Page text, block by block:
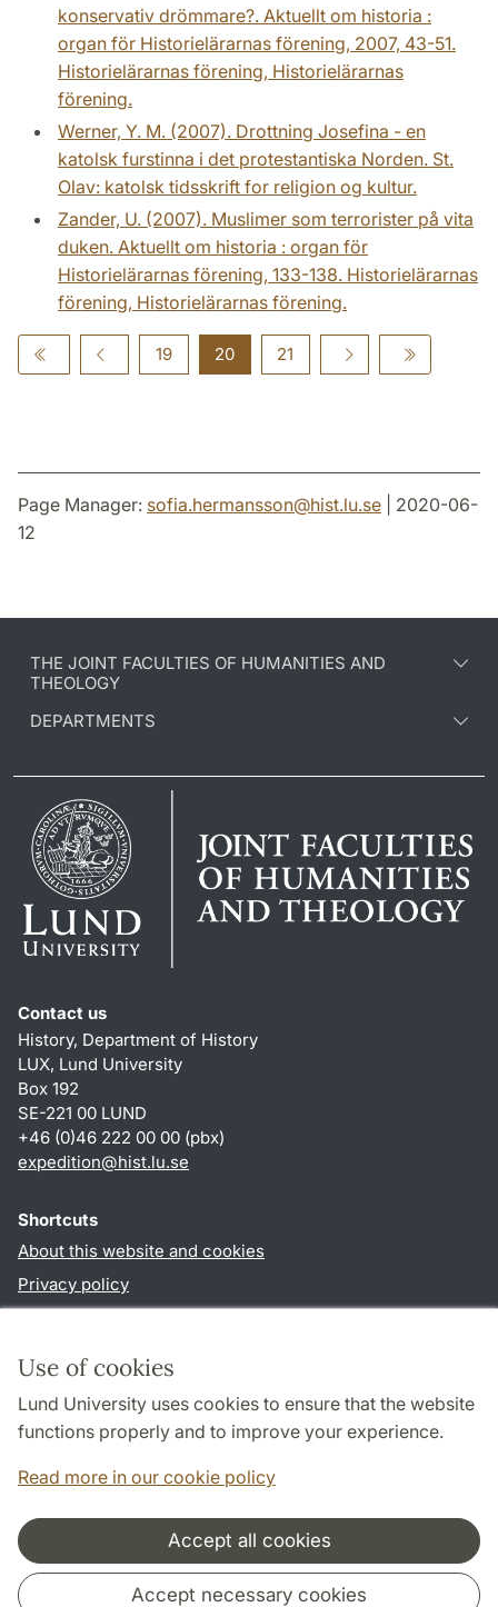
Use of cookies
Lund University uses cookies to ensure that the website
functions properly and to improve your experience.
Read more in our cookie policy
Accept all cookies
Accept necessary cookies
konservativ drömmare?. Aktuellt om historia :
organ för Historielärarnas förening, 2007, 43-51.
Historielärarnas förening, Historielärarnas
förening.
Werner, Y. M. (2007). Drottning Josefina - en
katolsk furstinna i det protestantiska Norden. St.
Olav: katolsk tidsskrift for religion og kultur.
Zander, U. (2007). Muslimer som terrorister på vita
duken. Aktuellt om historia : organ för
Historielärarnas förening, 133-138. Historielärarnas
förening, Historielärarnas förening.
19 20 21
Page Manager: sofia.hermansson@hist.lu.se | 2020-06-
12
THE JOINT FACULTIES OF HUMANITIES AND
THEOLOGY
DEPARTMENTS
Contact us
History, Department of History
LUX, Lund University
Box 192
SE-221 00 LUND
+46 (0)46 222 00 00 (pbx)
expedition@hist.lu.se
Shortcuts
About this website and cookies
Privacy policy
Follow us in sociala media
Cooperation and network